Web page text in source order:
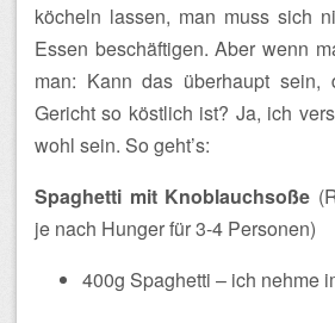
köcheln lassen, man muss sich
Essen beschäftigen. Aber wenn
man: Kann das überhaupt sein,
Gericht so köstlich ist? Ja, ich
wohl sein. So geht’s:
Spaghetti mit Knoblauchsoße
je nach Hunger für 3-4 Personen)
400g Spaghetti – ich nehme